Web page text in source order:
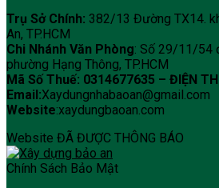
Trụ Sở Chính: 382/13 Đường TX14.
An, TP.HCM
Chi Nhánh Văn Phòng: Số 29/11/54
phường Hạng Thông, TP.HCM
Mã Số Thuế: 0314677635 – ĐIỆN
Email:Xaydungnhabaoan@gmail.com
Website:xaydungbaoan.com
Website ĐÃ ĐƯỢC THÔNG BÁO
Chính Sách Bảo Mật